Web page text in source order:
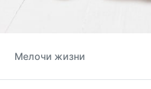
Мелочи жизни